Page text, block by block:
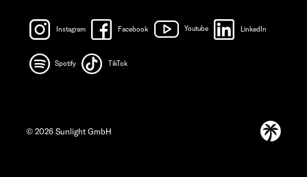
Instagram Facebook Youtube LinkedIn
Spotify TikTok
© 2026 Sunlight GmbH